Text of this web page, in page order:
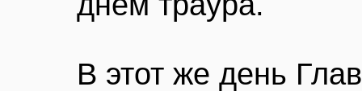
В этот же день